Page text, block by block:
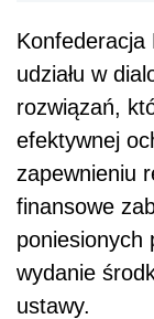
Konfederacja
udziału w
rozwiązań,
efektywnej
zapewnieniu
finansowe
poniesionych
wydanie
ustawy.